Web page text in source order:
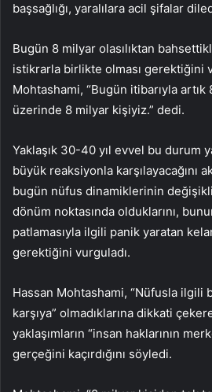
başsağlığı, yaralılara acil şifalar
Bugün 8 milyar olasılıktan
istikrarla birlikte olması gerektiğini
Mohtashami, “Bugün itibarıyla
üzerinde 8 milyar kişiyiz.” dedi.
Yaklaşık 30-40 yıl evvel bu durum
büyük reaksiyonla karşılayacağını
bugün nüfus dinamiklerinin
dönüm noktasında olduklarını,
patlamasıyla ilgili panik yaratan
gerektiğini vurguladı.
Hassan Mohtashami, “Nüfusla ilgili
karşıya” olmadıklarına dikkati
yaklaşımların “insan haklarının
gerçeğini kaçırdığını söyledi.